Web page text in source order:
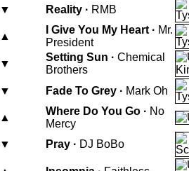
▼ Reality · RMB
▲
I Give You My Heart · Mr.
President
▼
Setting Sun · Chemical
Brothers
▼ Fade To Grey · Mark Oh
▲
Where Do You Go · No
Mercy
▼ Pray · DJ BoBo